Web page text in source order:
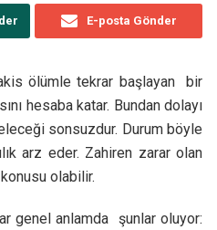
E-posta Gönder
ölümle tekrar başlayan bir
hesaba katar. Bundan dolayı
sonsuzdur. Durum böyle
arz eder. Zahiren zarar olan
olabilir.
genel anlamda şunlar oluyor: